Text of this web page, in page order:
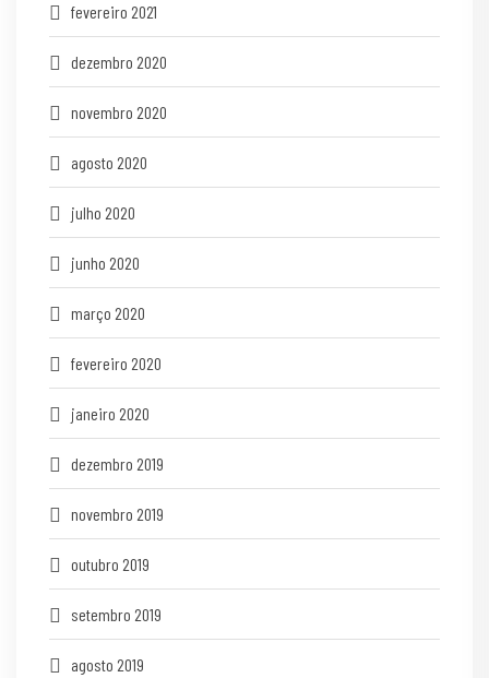
fevereiro 2021
dezembro 2020
novembro 2020
agosto 2020
julho 2020
junho 2020
março 2020
fevereiro 2020
janeiro 2020
dezembro 2019
novembro 2019
outubro 2019
setembro 2019
agosto 2019